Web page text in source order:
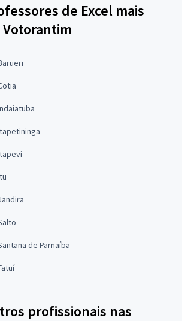
de Excel mais
de Parnaíba
profissionais nas